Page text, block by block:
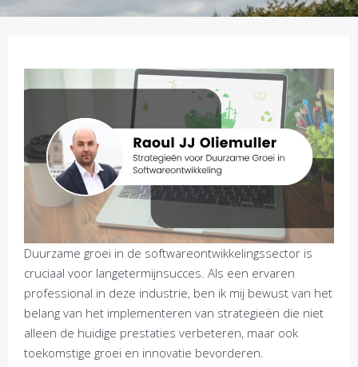
Duurzame groei in de softwareontwikkelingssector is
cruciaal voor langetermijnsucces. Als een ervaren
professional in deze industrie, ben ik mij bewust van het
belang van het implementeren van strategieën die niet
alleen de huidige prestaties verbeteren, maar ook
toekomstige groei en innovatie bevorderen.